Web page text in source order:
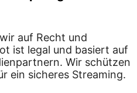
auf Recht und
ist legal und basiert auf
Wir schützen
ein sicheres Streaming.